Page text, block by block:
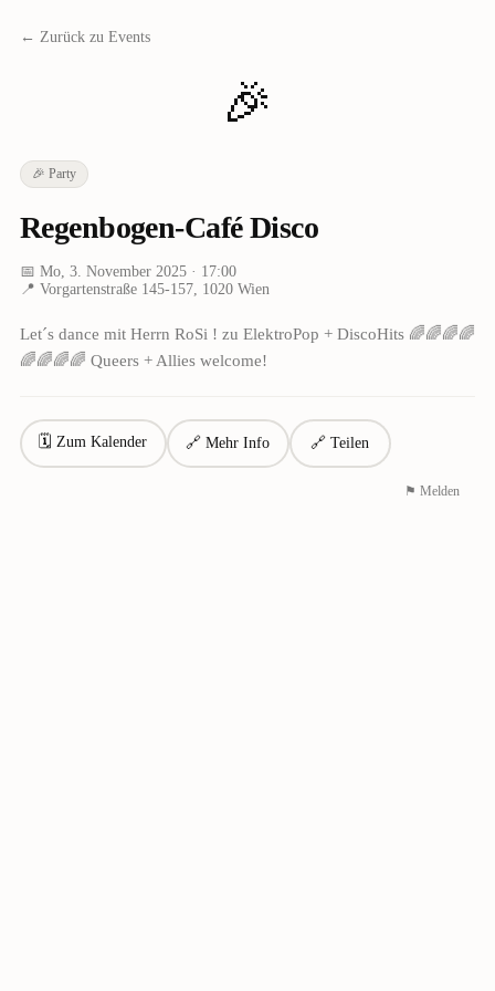
← Zurück zu Events
🎉
🎉 Party
Regenbogen-Café Disco
📅 Mo, 3. November 2025· 17:00
📍 Vorgartenstraße 145-157, 1020 Wien
Let´s dance mit Herrn RoSi ! zu ElektroPop + DiscoHits 🌈🌈🌈🌈
🌈🌈🌈🌈 Queers + Allies welcome!
🗓 Zum Kalender 🔗 Mehr Info 🔗 Teilen
⚑ Melden